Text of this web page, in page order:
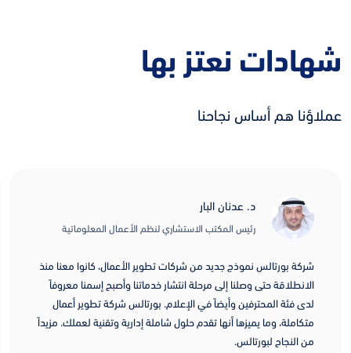
شهادات نعتز بها
عملاؤنا هم أساس نجاحنا
د. عدنان البار
رئيس المكتب الاستشاري لنظم الأعمال المعلوماتية
شركة بورتالس نموذج جديد من شركات تطوير الأعمال، كانوا معنا منذ
الانطلاقة حتى وصلنا إلى مرحلة انتشار خدماتنا وأصبح إسمنا معروفاً
لدى فئة المحترفين وأيضاً في الإعلام. بورتالس شركة تطوير أعمال
متكاملة، وما يميزها أنها تقدم حلول شاملة إدارية وتقنية لعملك. مزيداً
من النجاح لبورتالس.